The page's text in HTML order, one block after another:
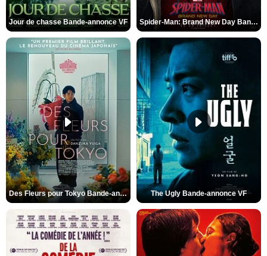
Jour de chasse Bande-annonce VF Spider-Man: Brand New Day Bande-annonce (3) VO STFR
Des Fleurs pour Tokyo Bande-annonce VO STFR The Ugly Bande-annonce VF